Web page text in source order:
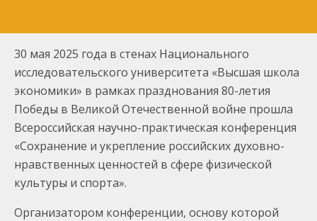
30 мая 2025 года в стенах Национального
исследовательского университета «Высшая школа
экономики» в рамках празднования 80-летия
Победы в Великой Отечественной войне прошла
Всероссийская научно-практическая конференция
«Сохранение и укрепление российских духовно-
нравственных ценностей в сфере физической
культуры и спорта».
Организатором конференции, основу которой